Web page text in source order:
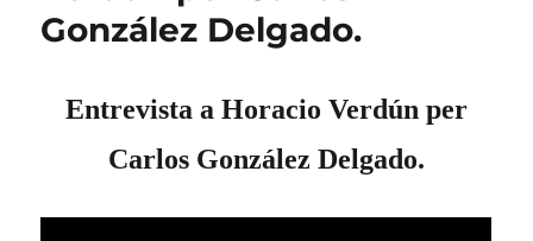
González Delgado.
Entrevista a Horacio Verdún per
Carlos González Delgado.